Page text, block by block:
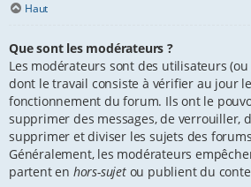
Haut
Que sont les modérateurs ?
Les modérateurs sont des utilisateurs
dont le travail consiste à vérifier au jour
fonctionnement du forum. Ils ont le
supprimer des messages, de verrouiller,
supprimer et diviser les sujets des
Généralement, les modérateurs
partent en hors-sujetou publient du